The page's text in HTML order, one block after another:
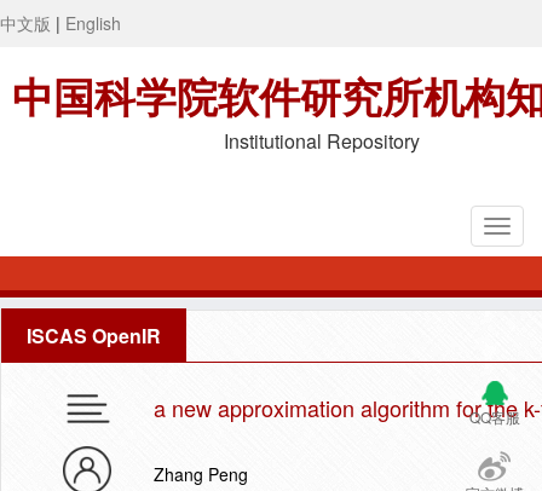
中文版 | English
中国科学院软件研究所机构
Institutional Repository
ISCAS OpenIR
QQ客服
a new approximation algorithm for the
Zhang Peng